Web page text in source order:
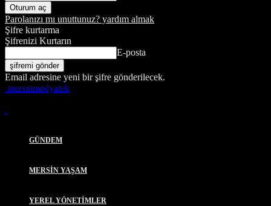
Parolanızı mı unuttunuz? yardım almak
Şifre kurtarma
Şifrenizi Kurtarın
E-posta
Email adresine yeni bir şifre gönderilecek.
mersinmedyatek
GÜNDEM
MERSİN YAŞAM
YEREL YÖNETİMLER